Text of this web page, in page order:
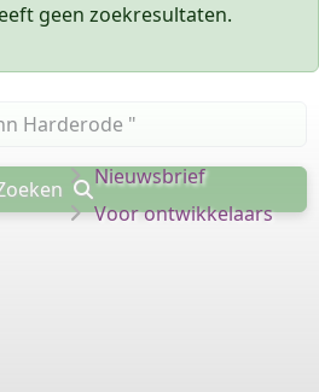
geen zoekresultaten.
Nieuwsbrief
Voor ontwikkelaars